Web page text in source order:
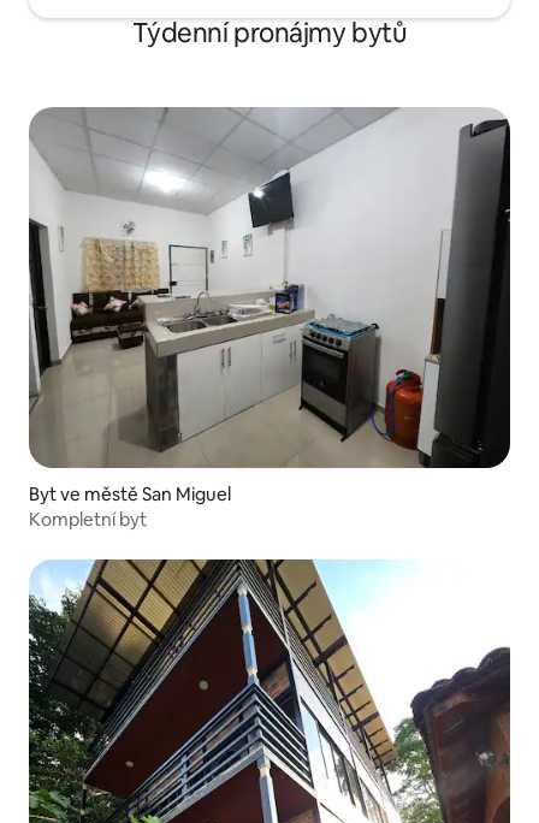
Týdenní pronájmy bytů
Byt ve městě San Miguel
Kompletní byt